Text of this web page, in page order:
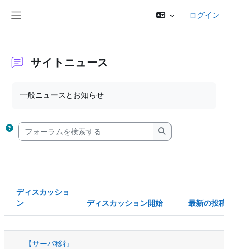
ログイン
サイトニュース
一般ニュースとお知らせ
フォーラムを検索する
フォーラムを検索
ステータス
ディスカッショ
ン
ディスカッション開始 最新の投稿
【サーバ移行